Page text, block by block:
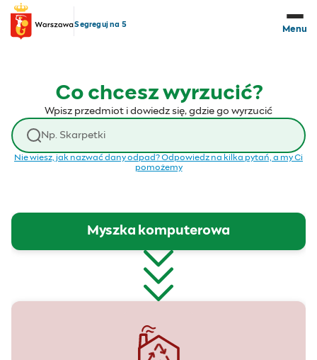
Przejdź do treści
Segreguj na 5
Menu
Co chcesz wyrzucić?
Wpisz przedmiot i dowiedz się, gdzie go wyrzucić
Wyszukaj odpad
Nie wiesz, jak nazwać dany odpad? Odpowiedz na kilka pytań, a my Ci
pomożemy
Myszka komputerowa